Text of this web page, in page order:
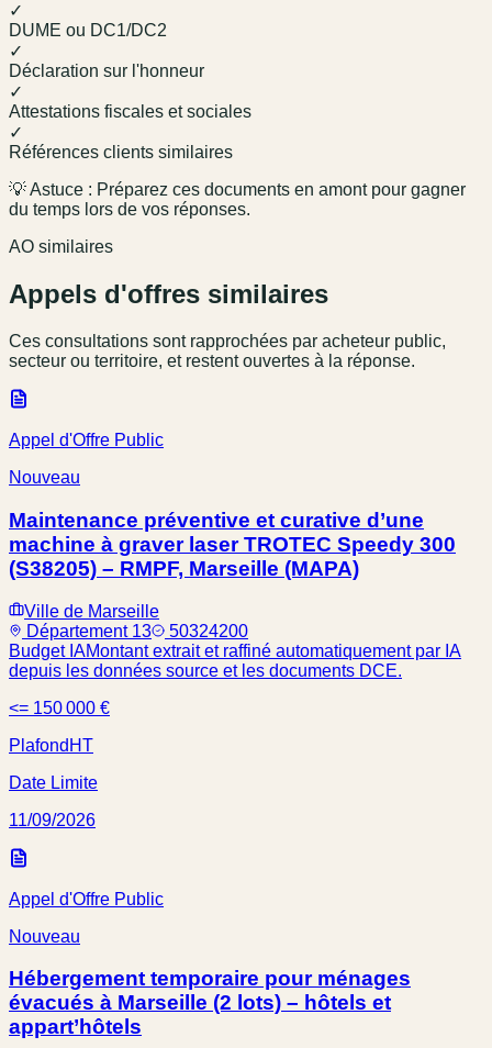
✓
DUME ou DC1/DC2
✓
Déclaration sur l'honneur
✓
Attestations fiscales et sociales
✓
Références clients similaires
💡 Astuce : Préparez ces documents en amont pour gagner
du temps lors de vos réponses.
AO similaires
Appels d'offres similaires
Ces consultations sont rapprochées par acheteur public,
secteur ou territoire, et restent ouvertes à la réponse.
Appel d'Offre Public
Nouveau
Maintenance préventive et curative d’une
machine à graver laser TROTEC Speedy 300
(S38205) – RMPF, Marseille (MAPA)
Ville de Marseille
Département 13
50324200
Budget IAMontant extrait et raffiné automatiquement par IA
depuis les données source et les documents DCE.
<= 150 000 €
Plafond HT
Date Limite
11/09/2026
Appel d'Offre Public
Nouveau
Hébergement temporaire pour ménages
évacués à Marseille (2 lots) – hôtels et
appart’hôtels